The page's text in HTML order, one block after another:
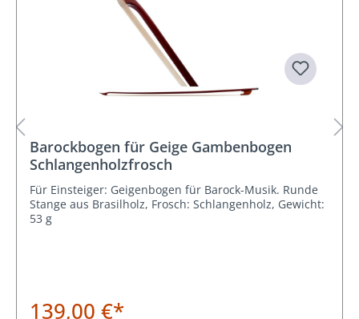
Barockbogen für Geige Gambenbogen
Schlangenholzfrosch
Für Einsteiger: Geigenbogen für Barock-Musik. Runde
Stange aus Brasilholz, Frosch: Schlangenholz, Gewicht:
53 g
139,00 €*